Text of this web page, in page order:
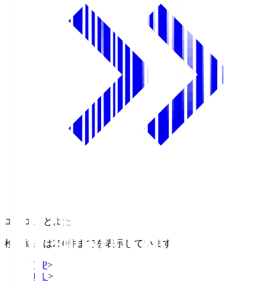
エフエムとよた
検索結果は250件までを表示しています
TOP>
Ｊ１ >